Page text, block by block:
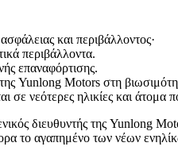
και περιβάλλοντος·
περιβάλλοντα.
επαναφόρτισης.
Yunlong Motors στη
σε νεότερες ηλικίες και άτομα
διευθυντής της Yunlong
το αγαπημένο των νέων